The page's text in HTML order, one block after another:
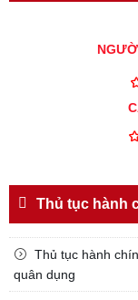
Thủ tục hành
Thủ tục hành
quân dụng